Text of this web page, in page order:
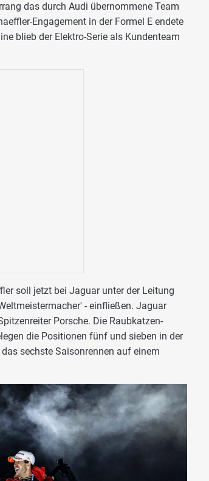
das durch Audi übernommene Team
Engagement in der Formel E endete
blieb der Elektro-Serie als Kundenteam
soll jetzt bei Jaguar unter der Leitung
- einfließen. Jaguar
Porsche. Die Raubkatzen-
die Positionen fünf und sieben in der
sechste Saisonrennen auf einem